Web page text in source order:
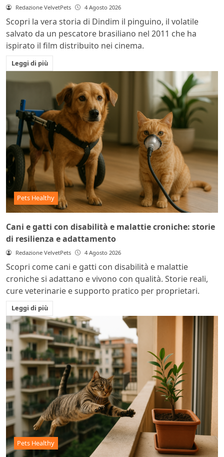
Redazione VelvetPets 4 Agosto 2026
Scopri la vera storia di Dindim il pinguino, il volatile
salvato da un pescatore brasiliano nel 2011 che ha
ispirato il film distribuito nei cinema.
Leggi di più
Pets Healthy
Cani e gatti con disabilità e malattie croniche: storie
di resilienza e adattamento
Redazione VelvetPets 4 Agosto 2026
Scopri come cani e gatti con disabilità e malattie
croniche si adattano e vivono con qualità. Storie reali,
cure veterinarie e supporto pratico per proprietari.
Leggi di più
Pets Healthy